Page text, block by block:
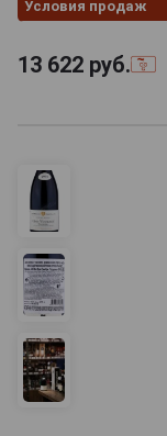
Условия продаж
13 622 руб.